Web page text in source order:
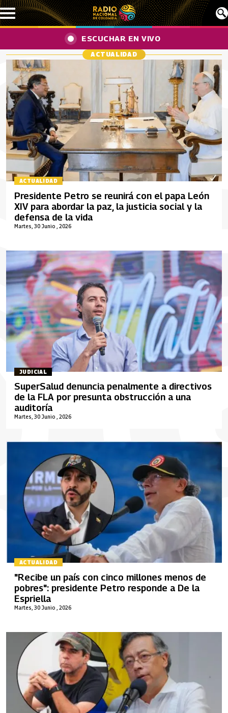
Pasar al contenido principal
ESCUCHAR EN VIVO
ACTUALIDAD
ACTUALIDAD
Martes, 30 Junio , 2026
Presidente Petro se reunirá con el papa León
XIV para abordar la paz, la justicia social y la
defensa de la vida
JUDICIAL
Martes, 30 Junio , 2026
SuperSalud denuncia penalmente a directivos
de la FLA por presunta obstrucción a una
auditoría
ACTUALIDAD
Martes, 30 Junio , 2026
"Recibe un país con cinco millones menos de
pobres": presidente Petro responde a De la
Espriella